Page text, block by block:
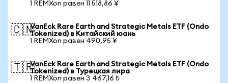
1 REMXon равен 11 518,86 ¥
🇨🇳VanEck Rare Earth and Strategic Metals ETF (Ondo
Tokenized) в Китайский юань
1 REMXon равен 490,95 ¥
🇹🇷VanEck Rare Earth and Strategic Metals ETF (Ondo
Tokenized) в Турецкая лира
1 REMXon равен 3 467,16 ₺